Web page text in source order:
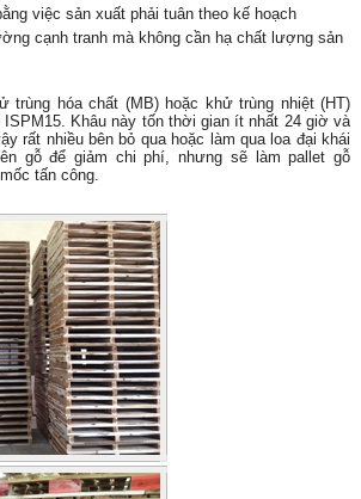
việc sản xuất phải tuân theo kế hoạch
cạnh tranh mà không cần hạ chất lượng sản
trùng hóa chất (MB) hoặc khử trùng nhiệt (HT)
ISPM15. Khâu này tốn thời gian ít nhất 24 giờ và
rất nhiều bên bỏ qua hoặc làm qua loa đại khái
gỗ để giảm chi phí, nhưng sẽ làm pallet gỗ
tấn công.